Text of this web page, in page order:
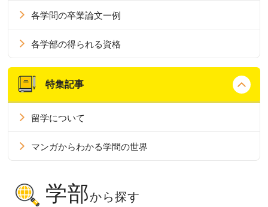
各学問の卒業論文一例
各学部の得られる資格
特集記事
留学について
マンガからわかる学問の世界
学部から探す